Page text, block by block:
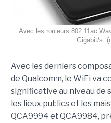
Avec les routeurs 802.11ac
Gigabit/s.
Avec les derniers
de Qualcomm, le WiFi va
significative au niveau de
les lieux publics et les
QCA9994 et QCA9984,